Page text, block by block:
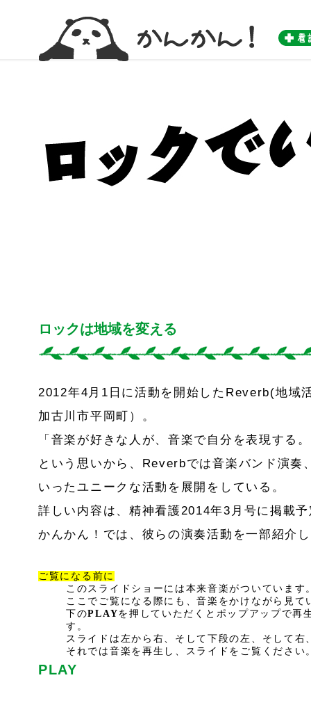
ロックは地域を変える
2012年4月1日に活動を開始したReverb(地域
加古川市平岡町）。
「音楽が好きな人が、音楽で自分を表現する
という思いから、Reverbでは音楽バンド演奏
いったユニークな活動を展開をしている。
詳しい内容は、精神看護2014年3月号に掲載
かんかん！では、彼らの演奏活動を一部紹介
ご覧になる前に
このスライドショーには本来音楽がついています
ここでご覧になる際にも、音楽をかけながら見て
下のPLAYを押していただくとポップアップで再
す。
スライドは左から右、そして下段の左、そして
それでは音楽を再生し、スライドをご覧ください
PLAY